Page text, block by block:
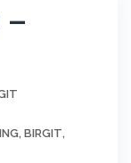
–
, BIRGIT,